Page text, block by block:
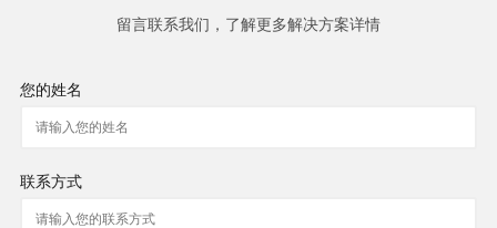
留言联系我们，了解更多解决方案详情
您的姓名
联系方式